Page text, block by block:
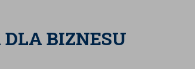
DLA BIZNESU